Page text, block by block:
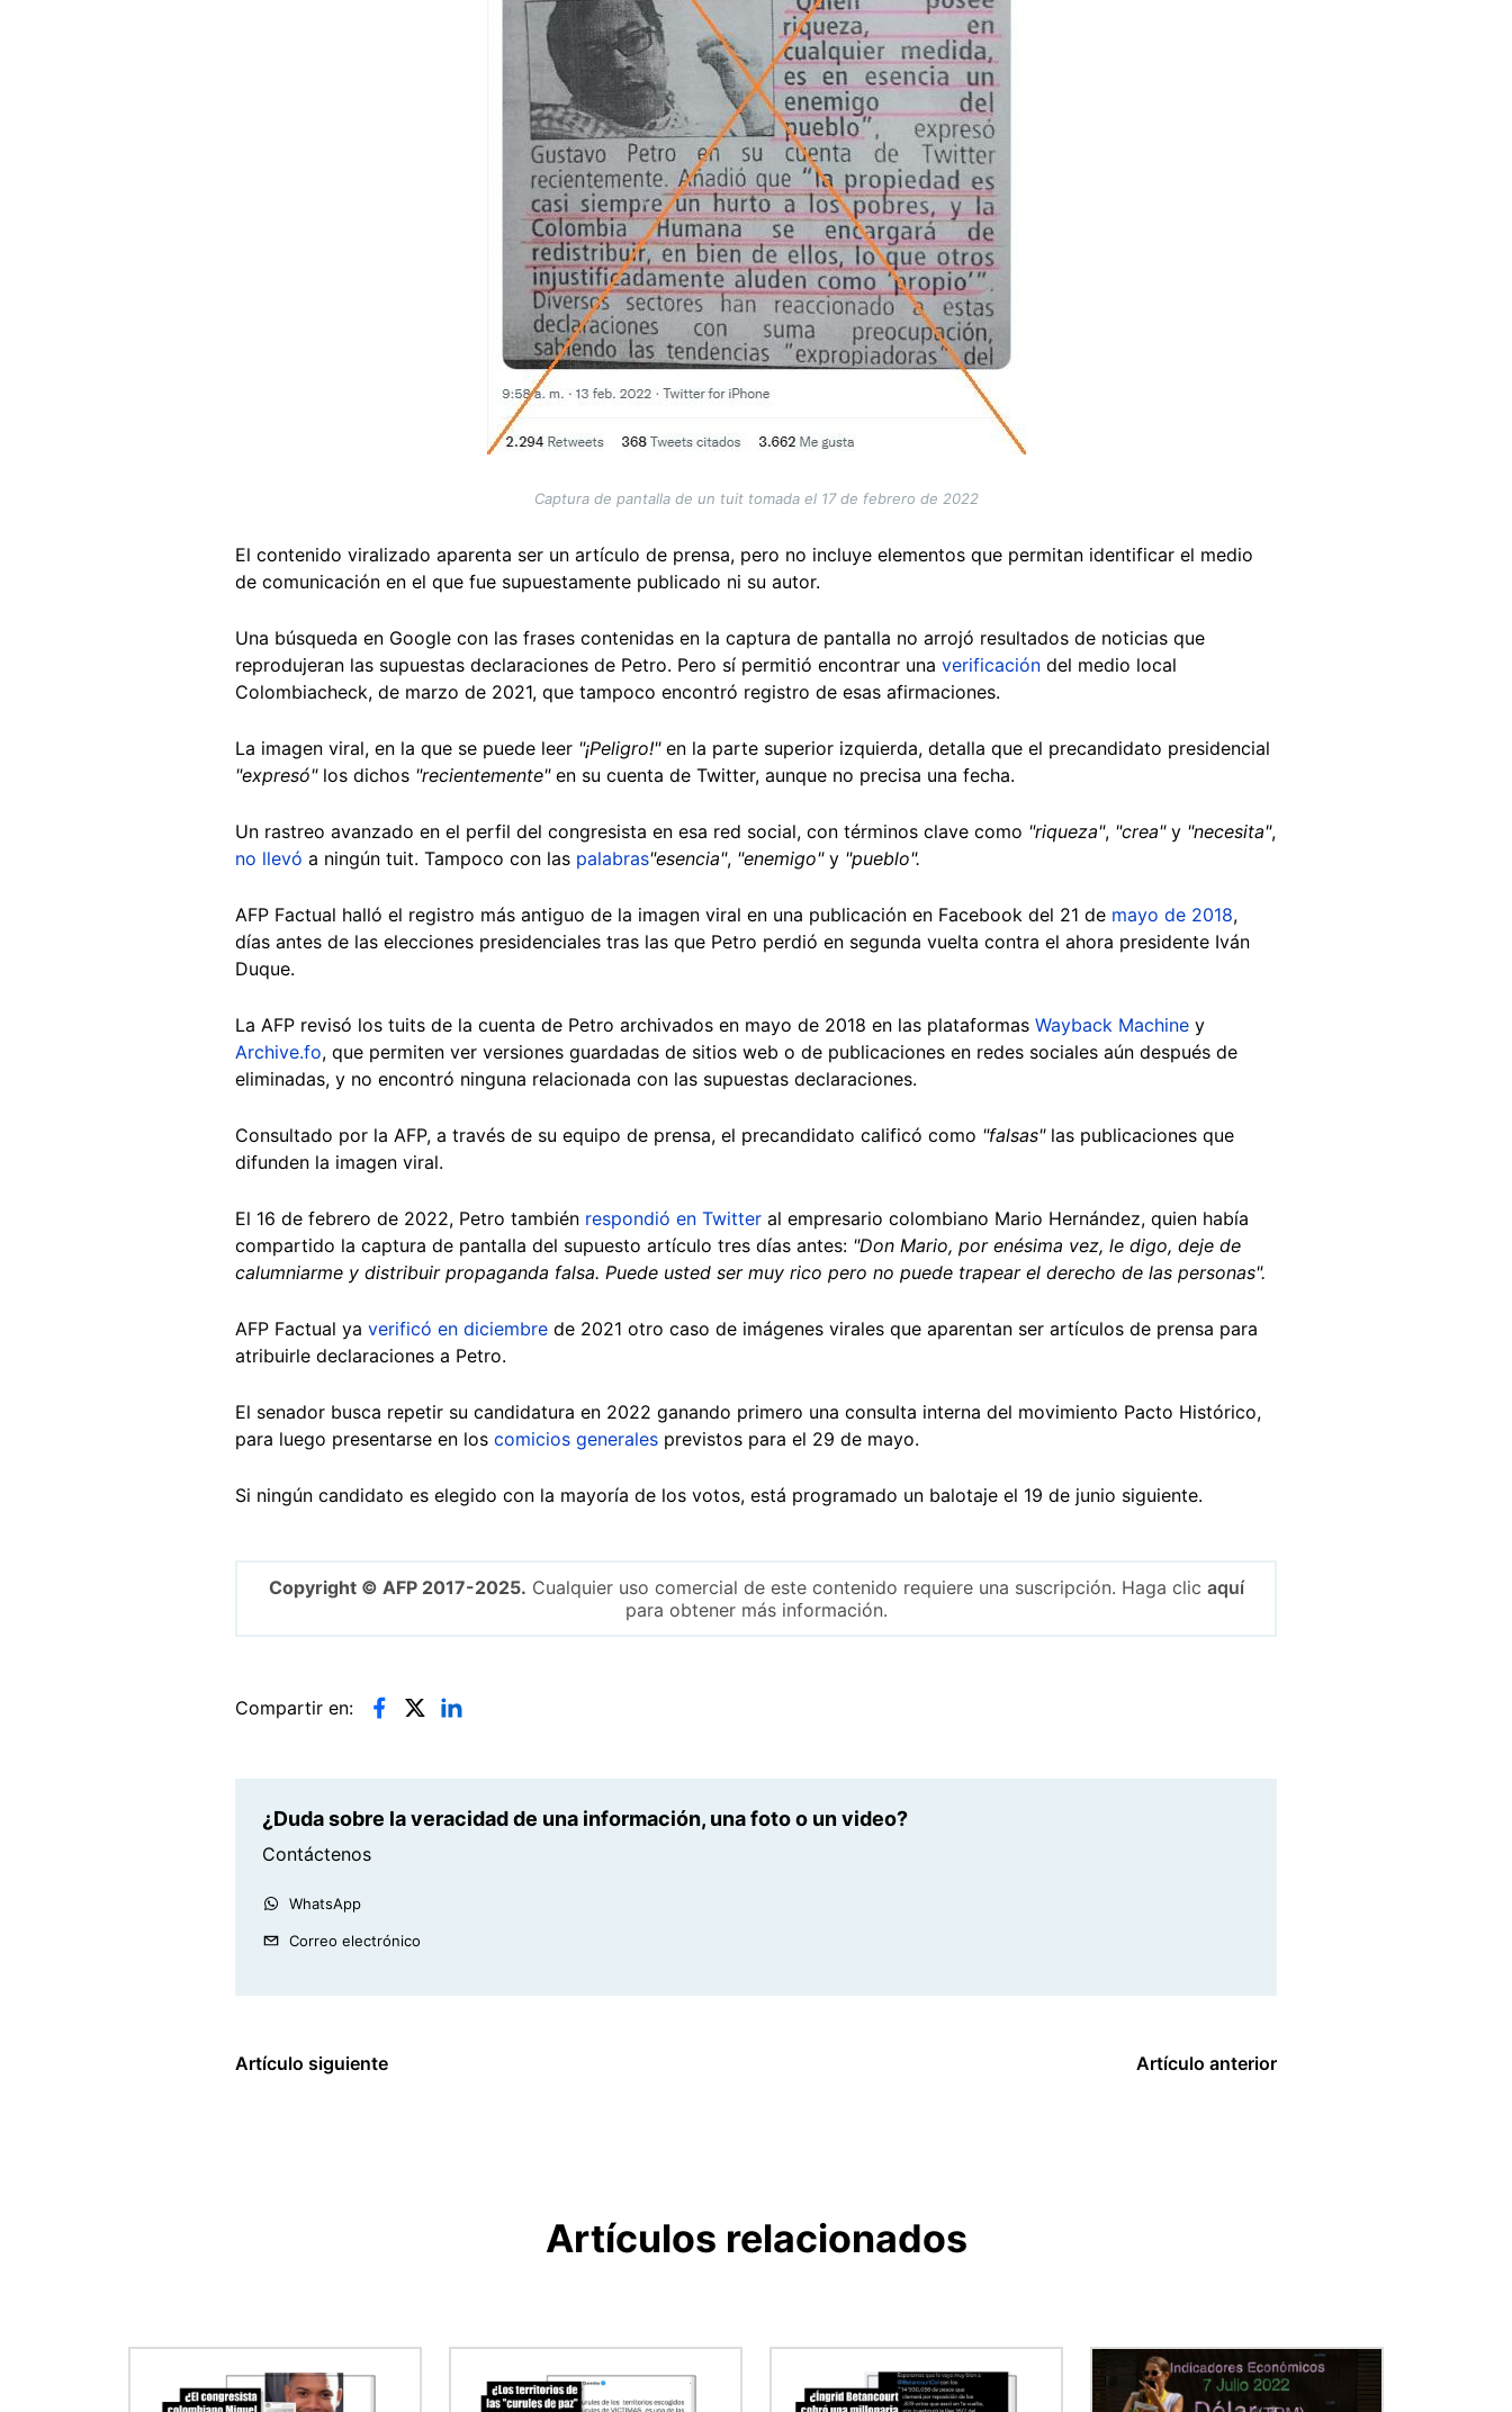
Captura de pantalla de un tuit tomada el 17 de febrero de 2022
El contenido viralizado aparenta ser un artículo de prensa, pero no incluye elementos que permitan identificar el medio
de comunicación en el que fue supuestamente publicado ni su autor.
Una búsqueda en Google con las frases contenidas en la captura de pantalla no arrojó resultados de noticias que
reprodujeran las supuestas declaraciones de Petro. Pero sí permitió encontrar una verificación del medio local
Colombiacheck, de marzo de 2021, que tampoco encontró registro de esas afirmaciones.
La imagen viral, en la que se puede leer "¡Peligro!"en la parte superior izquierda, detalla que el precandidato presidencial
"expresó"los dichos "recientemente" en su cuenta de Twitter, aunque no precisa una fecha.
Un rastreo avanzado en el perfil del congresista en esa red social, con términos clave como "riqueza", "crea"y "necesita",
no llevó a ningún tuit. Tampoco con las palabras"esencia", "enemigo"y "pueblo".
AFP Factual halló el registro más antiguo de la imagen viral en una publicación en Facebook del 21 de mayo de 2018,
días antes de las elecciones presidenciales tras las que Petro perdió en segunda vuelta contra el ahora presidente Iván
Duque.
La AFP revisó los tuits de la cuenta de Petro archivados en mayo de 2018 en las plataformas Wayback Machine y
Archive.fo, que permiten ver versiones guardadas de sitios web o de publicaciones en redes sociales aún después de
eliminadas, y no encontró ninguna relacionada con las supuestas declaraciones.
Consultado por la AFP, a través de su equipo de prensa, el precandidato calificó como "falsas"las publicaciones que
difunden la imagen viral.
El 16 de febrero de 2022, Petro también respondió en Twitter al empresario colombiano Mario Hernández, quien había
compartido la captura de pantalla del supuesto artículo tres días antes: "Don Mario, por enésima vez, le digo, deje de
calumniarme y distribuir propaganda falsa. Puede usted ser muy rico pero no puede trapear el derecho de las personas".
AFP Factual ya verificó en diciembre de 2021 otro caso de imágenes virales que aparentan ser artículos de prensa para
atribuirle declaraciones a Petro.
El senador busca repetir su candidatura en 2022 ganando primero una consulta interna del movimiento Pacto Histórico,
para luego presentarse en los comicios generales previstos para el 29 de mayo.
Si ningún candidato es elegido con la mayoría de los votos, está programado un balotaje el 19 de junio siguiente.
Copyright © AFP 2017-2025. Cualquier uso comercial de este contenido requiere una suscripción. Haga clic aquí
para obtener más información.
Compartir en:
¿Duda sobre la veracidad de una información, una foto o un video?
Contáctenos
WhatsApp
Correo electrónico
Artículo siguiente Artículo anterior
Artículos relacionados
Imagen